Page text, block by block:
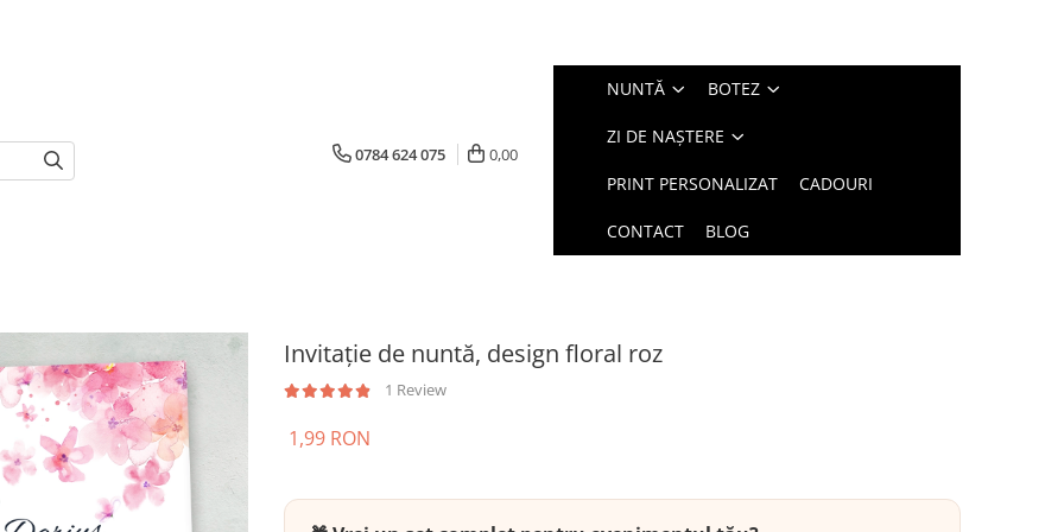
0784 624 075 0,00
NUNTĂ BOTEZ
ZI DE NAȘTERE
PRINT PERSONALIZAT CADOURI
CONTACT BLOG
Invitație de nuntă, design floral roz
1 Review
1,99 RON